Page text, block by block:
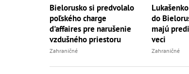
Bielorusko si predvolalo
poľského charge
d'affaires pre narušenie
vzdušného priestoru
Zahraničné
do
majú
veci
Zahraničné